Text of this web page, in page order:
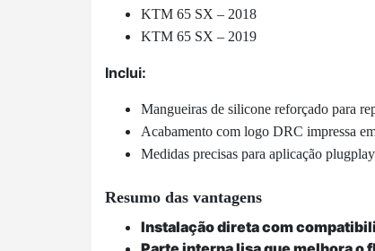
KTM 65 SX – 2018
KTM 65 SX – 2019
Inclui:
Mangueiras de silicone reforçado para
Acabamento com logo DRC impressa
Medidas precisas para aplicação plugplay
Resumo das vantagens
Instalação direta com